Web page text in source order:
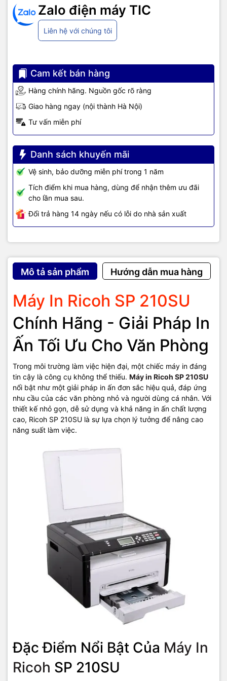
Zalo điện máy TIC
Liên hệ với chúng tôi
Cam kết bán hàng
Hàng chính hãng. Nguồn gốc rõ ràng
Giao hàng ngay (nội thành Hà Nội)
Tư vấn miễn phí
Danh sách khuyến mãi
Vệ sinh, bảo dưỡng miễn phí trong 1 năm
Tích điểm khi mua hàng, dùng để nhận thêm ưu đãi
cho lần mua sau.
Đổi trả hàng 14 ngày nếu có lỗi do nhà sản xuất
Mô tả sản phẩm Hướng dẫn mua hàng
Máy In Ricoh SP 210SU
Chính Hãng - Giải Pháp In
Ấn Tối Ưu Cho Văn Phòng
Trong môi trường làm việc hiện đại, một chiếc máy in đáng
tin cậy là công cụ không thể thiếu. Máy in Ricoh SP 210SU
nổi bật như một giải pháp in ấn đơn sắc hiệu quả, đáp ứng
nhu cầu của các văn phòng nhỏ và người dùng cá nhân. Với
thiết kế nhỏ gọn, dễ sử dụng và khả năng in ấn chất lượng
cao, Ricoh SP 210SU là sự lựa chọn lý tưởng để nâng cao
năng suất làm việc.
Đặc Điểm Nổi Bật Của Máy In
Ricoh SP 210SU
Kết nối USB 2.0
Chức năng In, Scan, Copy
Tại Sao Nên ChọnMáy In Ricoh
SP 210SU?
thường, mà còn là một giải pháp toàn diện giúp bạn tối ưu hóa quy
trình làm việc. Với khả năng in, scan và copy, bạn có thể thực hiện
nhiều tác vụ khác nhau chỉ với một thiết bị duy nhất. Tốc độ in
nhanh và chất lượng bản in sắc nét đảm bảo rằng công việc của
bạn luôn được hoàn thành một cách hiệu quả và chuyên nghiệp.
Tiết Kiệm Chi Phí Vận Hành
Một trong những ưu điểm lớn củaRicoh SP 210SUlà khả năng tiết
kiệm chi phí. Hộp mực dung lượng lớn giúp giảm tần suất thay thế,
đồng thời giảm chi phí in ấn trên mỗi trang. Điều này đặc biệt quan
trọng đối với các văn phòng nhỏ và người dùng cá nhân, nơi mà
việc kiểm soát chi phí là yếu tố then chốt.
Dễ Dàng Sử Dụng Và Bảo Trì
Máy in Ricoh SP 210SU
trì. Giao diện thân thiện giúp người dùng nhanh chóng làm quen với
các chức năng. Việc thay thế hộp mực cũng rất đơn giản, không
đòi hỏi kỹ năng đặc biệt. Bên cạnh đó, máy in còn được trang bị
các tính năng tự động bảo trì, giúp kéo dài tuổi thọ và đảm bảo
hiệu suất hoạt động ổn định.
Kết Luận
Nếu bạn đang tìm kiếm một chiếc máy in đơn sắc đa năng, hiệu
quả và tiết kiệm chi phí,
máy in Ricoh SP 210SU
là sự lựa chọn
không thể bỏ qua. Với thiết kế nhỏ gọn, tốc độ in nhanh và chất
lượng bản in sắc nét, sản phẩm này sẽ là trợ thủ đắc lực cho công
việc của bạn. Hãy trải nghiệm ngay hôm nay để cảm nhận sự khác